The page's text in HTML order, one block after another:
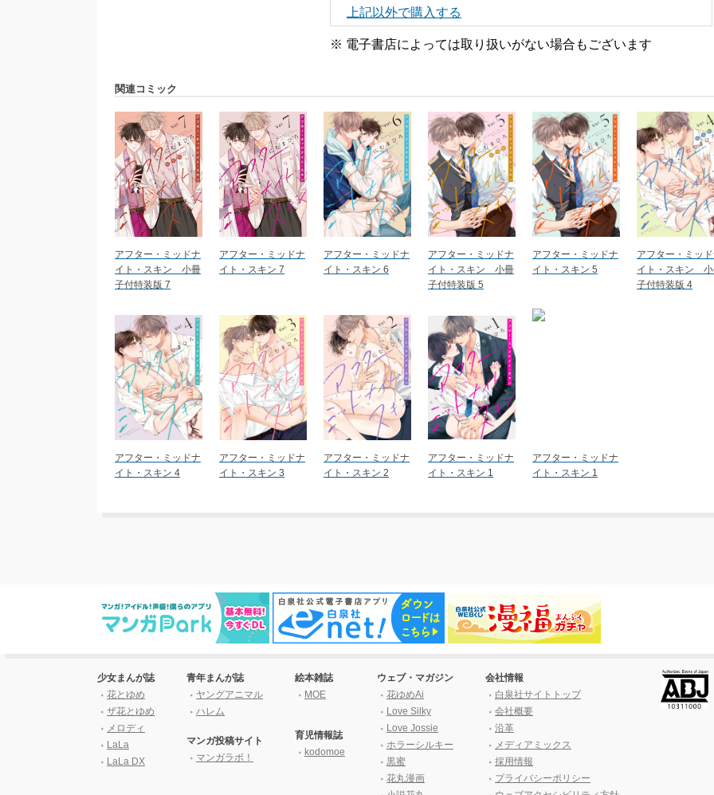
上記以外で購入する
※ 電子書店によっては取り扱いがない場合もございます
関連コミック
アフター・ミッドナ
イト・スキン 小冊
子付特装版 7
アフター・ミッドナ
イト・スキン 7
アフター・ミッドナ
イト・スキン 6
アフター・ミッドナ
イト・スキン 小冊
子付特装版 5
アフター・ミッドナ
イト・スキン 5
アフター・ミッ
イト・スキン
子付特装版 4
アフター・ミッドナ
イト・スキン 4
アフター・ミッドナ
イト・スキン 3
アフター・ミッドナ
イト・スキン 2
アフター・ミッドナ
イト・スキン 1
アフター・ミッドナ
イト・スキン 1
少女まんが誌
花とゆめ
ザ花とゆめ
メロディ
LaLa
LaLa DX
青年まんが誌
ヤングアニマル
ハレム
マンガ投稿サイト
マンガラボ！
絵本雑誌
MOE
育児情報誌
kodomoe
ウェブ・マガジン
花ゆめAi
Love Silky
Love Jossie
ホラーシルキー
黒蜜
花丸漫画
会社情報
白泉社サイトトップ
会社概要
沿革
メディアミックス
採用情報
プライバシーポリシー